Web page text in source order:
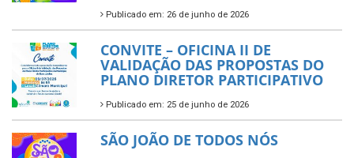
Publicado em: 26 de junho de 2026
CONVITE – OFICINA II DE
VALIDAÇÃO DAS PROPOSTAS DO
PLANO DIRETOR PARTICIPATIVO
Publicado em: 25 de junho de 2026
SÃO JOÃO DE TODOS NÓS